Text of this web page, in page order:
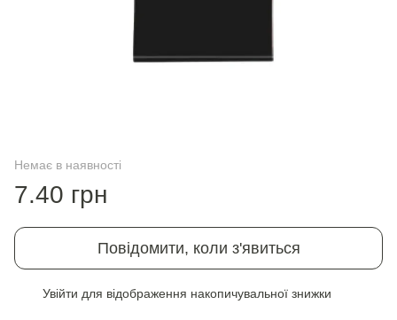
Немає в наявності
7.40 грн
Повідомити, коли з'явиться
Увійти для відображення накопичувальної знижки